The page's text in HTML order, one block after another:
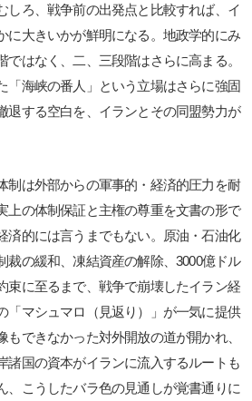
しろ、戦争前の出発点と比較すれば、イ
に大きいかが鮮明になる。地政学的にみ
はなく、二、三段階はさらに高まる。
「海峡の番人」という立場はさらに強固
退する空白を、イランとその同盟勢力が
は外部からの軍事的・経済的圧力を耐
上の体制保証と主権の尊重を文書の形で
済的には言うまでもない。原油・石油化
裁の緩和、凍結資産の解除、3000億ドル
束に至るまで、戦争で崩壊したイラン経
「マシュマロ（見返り）」が一気に提供
もできなかった対外開放の道が開かれ、
諸国の資本がイランに流入するルートも
、こうしたバラ色の見通しが覚書通りに